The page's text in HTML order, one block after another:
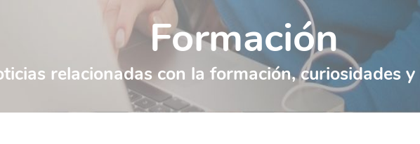
Formación
relacionadas con la formación, curiosidades